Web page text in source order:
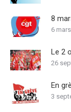
8
6
Le 2
26
En
3